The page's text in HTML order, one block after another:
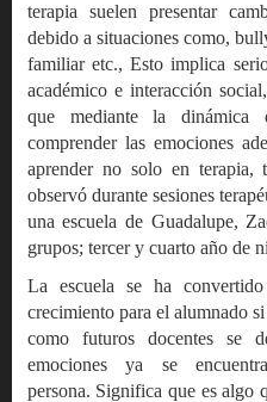
terapia suelen presentar
debido a situaciones como,
familiar etc., Esto implica
académico e interacción
que mediante la
comprender las emociones
aprender no solo en terapia,
observó durante sesiones
una escuela de Guadalupe,
grupos; tercer y cuarto año de
La escuela se ha
crecimiento para el alumnado
como futuros docentes se
emociones ya se
persona. Significa que es algo